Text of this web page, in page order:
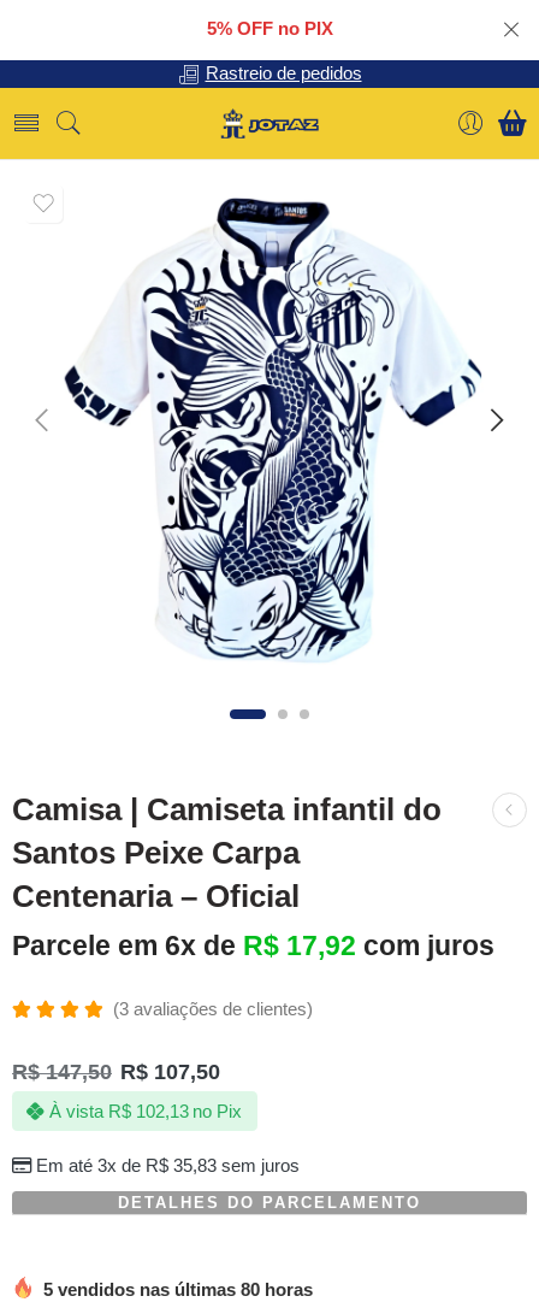
5% OFF no PIX
Rastreio de pedidos
Camisa | Camiseta infantil do
Santos Peixe Carpa
Centenaria – Oficial
Parcele em 6x de R$ 17,92 com juros
5.00de 5,
com
baseado
em
de
clientes
(3avaliações de clientes)
R$147,50 R$ 107,50
Em até 3x de R$35,83sem juros
À vista R$102,13 no Pix
DETALHES DO PARCELAMENTO
5 vendidos nas últimas 80 horas